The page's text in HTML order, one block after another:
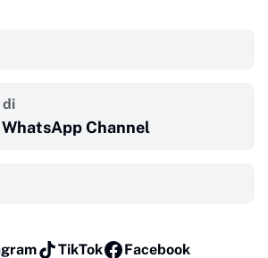
di
Channel
TikTok Facebook